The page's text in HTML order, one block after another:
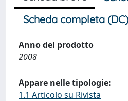
Scheda completa (DC)
Anno del prodotto
2008
Appare nelle tipologie:
1.1 Articolo su Rivista